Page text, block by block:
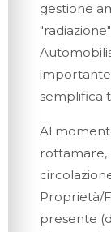
gestione
semplifica
Al
rottamare,
Proprietà/
presente